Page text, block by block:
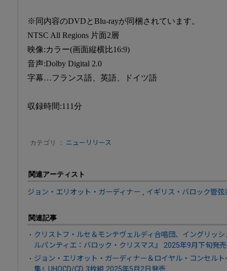
※同内容のDVDとBlu-rayが同梱されています。
NTSC All Regions 片面2層
映像:カラー(画面縦横比16:9)
音声:Dolby Digital 2.0
字幕…フランス語、英語、ドイツ語
収録時間:111分
カテゴリ ： ニューリリース
関連アーティスト
ジョン・エリオット・ガーディナー イギリス・バロック管弦
関連記事
クリストフ・ルセ＆モンテヴェルディ合唱団、イングリッ
ルパンティエ：バロック・クリスマス』 2025年9月下旬発売
ジョン・エリオット・ガーディナー＆ロイヤル・コンセル
集』UHQCD/CD 3枚組 2025年5月2日発売